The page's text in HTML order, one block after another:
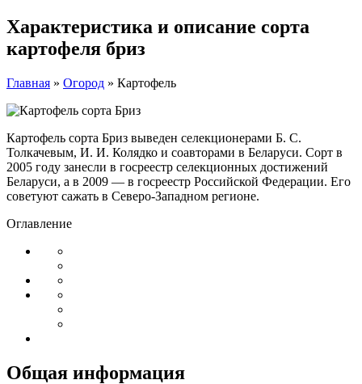
Характеристика и описание сорта
картофеля бриз
Главная » Огород » Картофель
Картофель сорта Бриз выведен селекционерами Б. С.
Толкачевым, И. И. Колядко и соавторами в Беларуси. Сорт в
2005 году занесли в госреестр селекционных достижений
Беларуси, а в 2009 — в госреестр Российской Федерации. Его
советуют сажать в Северо-Западном регионе.
Оглавление
Общая информация